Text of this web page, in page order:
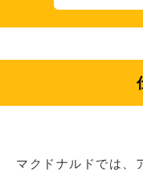
マクドナルドでは、